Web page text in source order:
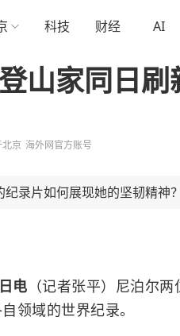
科技 财经 AI
山家同日
北京 海外网官方账号
纪录片如何展现她的坚韧精神？
电 （记者张平）尼泊尔
领域的世界纪录。